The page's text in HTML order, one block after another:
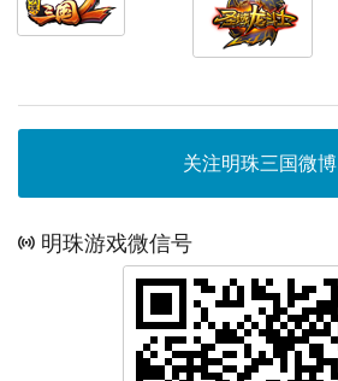
关注明珠三国微博
明珠游戏微信号